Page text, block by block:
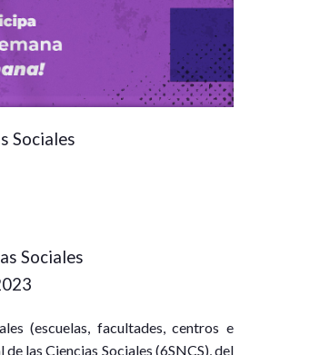
Sociales
Sociales
(escuelas, facultades, centros e
las Ciencias Sociales (6SNCS), del